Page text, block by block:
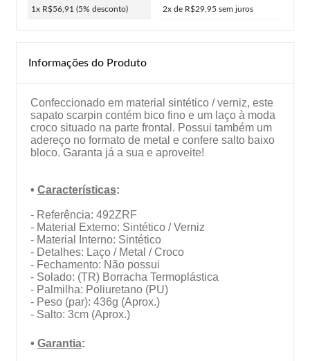
1x R$56,91 (5% desconto) 2x de R$29,95 sem juros
Informações do Produto
Confeccionado em material sintético / verniz, este
sapato scarpin contém bico fino e um laço à moda
croco situado na parte frontal. Possui também um
adereço no formato de metal e confere salto baixo
bloco. Garanta já a sua e aproveite!
• Características:
- Referência: 492ZRF
- Material Externo: Sintético / Verniz
- Material Interno: Sintético
- Detalhes: Laço / Metal / Croco
- Fechamento: Não possui
- Solado: (TR) Borracha Termoplástica
- Palmilha: Poliuretano (PU)
- Peso (par): 436g (Aprox.)
- Salto: 3cm (Aprox.)
• Garantia: